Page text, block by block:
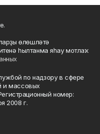
өлөшләтә
һылтанма яһау мотлаҡ.
по надзору в сфере
и массовых
номер:
2008 г.